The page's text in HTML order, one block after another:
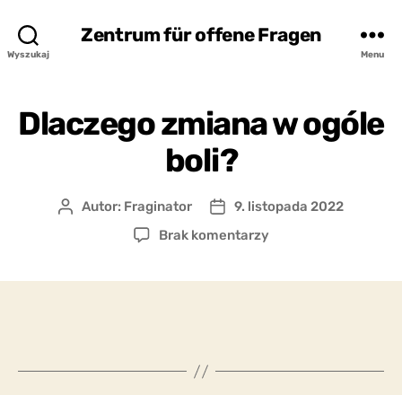
Wyszukaj
Zentrum für offene Fragen
Menu
Dlaczego zmiana w ogóle
boli?
AutorAutor: Fraginator
Data
wpisu
9. listopada 2022
Brak komentarzydo